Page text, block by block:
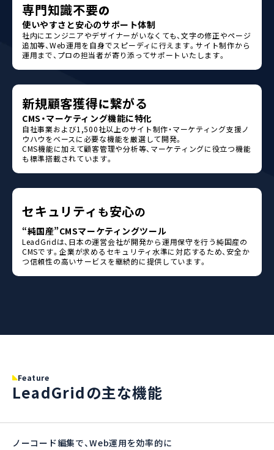
専門知識不要の
使いやすさと安心のサポート体制
社内にエンジニアやデザイナーがいなくても、文字の修正やページ
追加等、Web運用を自身でスピーディに行えます。サイト制作から
運用まで、プロの担当者が寄り添ってサポートいたします。
新規顧客獲得に繋がる
CMS・マーケティング機能に特化
自社事業および1,500社以上のサイト制作・マーケティング支援ノ
ウハウをベースに必要な機能を厳選して開発。
CMS機能に加えて顧客管理や分析等、マーケティングに役立つ機能
も標準搭載されています。
セキュリティ も安心の
“純国産”CMSマーケティングツール
LeadGridは、日本の運営会社が開発から運用保守を行う純国産の
CMSです。企業が求めるセキュリティ水準に対応するため、安全か
つ信頼性の高いサービスを継続的に提供しています。
Feature
LeadGridの主な機能
ノーコード編集で、Web運用を効率的に